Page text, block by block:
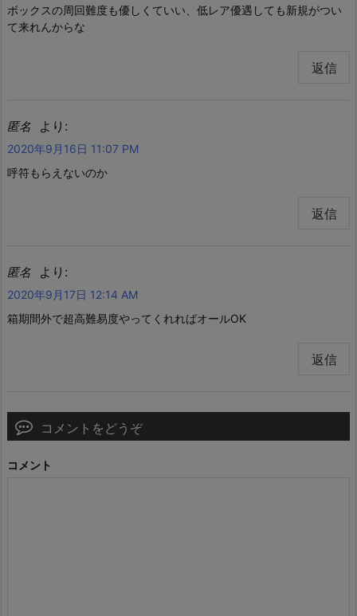
ボックスの周回難度も優しくていい、低レア優遇しても新規がつい
て来れんからな
返信
匿名 より:
2020年9月16日 11:07 PM
呼符もらえないのか
返信
匿名 より:
2020年9月17日 12:14 AM
箱期間外で超高難易度やってくれればオールOK
返信
コメントをどうぞ
コメント